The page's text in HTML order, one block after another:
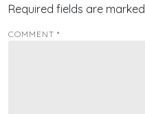
Required fields are marked
COMMENT *